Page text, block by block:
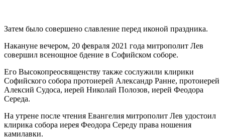
Затем было совершено славление перед иконой праздника.
Накануне вечером, 20 февраля 2021 года митрополит Лев
совершил всенощное бдение в Софийском соборе.
Его Высокопреосвященству также сослужили клирики
Софийского собора протоиерей Александр Ранне, протоиерей
Алексий Судоса, иерей Николай Полозов, иерей Феодора
Середа.
На утрене после чтения Евангелия митрополит Лев удостоил
клирика собора иерея Феодора Середу права ношения
камилавки.